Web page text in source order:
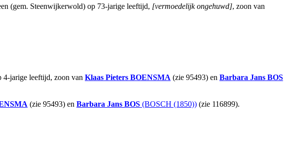
(gem. Steenwijkerwold) op 73-jarige leeftijd, [vermoedelijk ongehuwd], zoon van
4-jarige leeftijd, zoon van Klaas Pieters BOENSMA (zie 95493) en Barbara Jans BOS
(zie 95493) en Barbara Jans BOS (BOSCH (1850)) (zie 116899).